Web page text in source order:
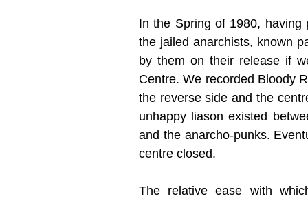
In the Spring of 1980,
the jailed anarchists, known
by them on their release if
Centre. We recorded Bloody
the reverse side and the
unhappy liason existed
and the anarcho-punks.
centre closed.
The relative ease with